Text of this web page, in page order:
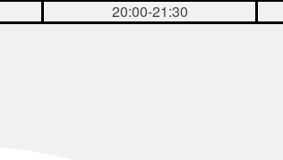
20:00-21:30